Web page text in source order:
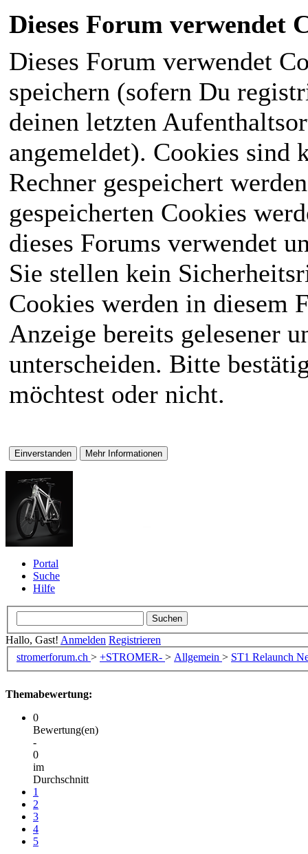
Dieses Forum verwendet
Dieses Forum verwendet
speichern (sofern Du
deinen letzten
angemeldet). Cookies sind
Rechner gespeichert
gespeicherten Cookies
dieses Forums verwendet
Sie stellen kein
Cookies werden in diesem
Anzeige bereits gelesener
unterscheiden. Bitte
möchtest oder nicht.
Portal
Suche
Hilfe
Hallo, Gast! Anmelden Registrieren
stromerforum.ch > +STROMER- > Allgemein > ST1 Relaunch
Themabewertung:
0
Bewertung(en)
-
0
im
Durchschnitt
1
2
3
4
5